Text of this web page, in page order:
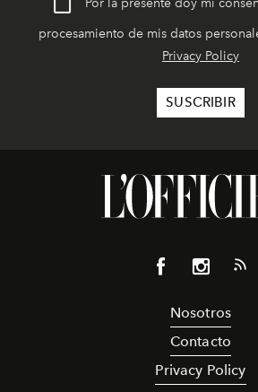
Por la presente doy mi
procesamiento de mis datos
Privacy Policy
Nosotros
Contacto
Privacy Policy